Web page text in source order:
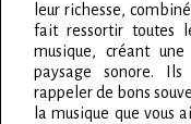
leur richesse,
fait ressortir toutes
musique, créant
paysage sonore.
rappeler de bons
la musique que vous